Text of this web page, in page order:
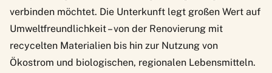
verbinden möchtet. Die Unterkunft legt großen Wert auf
Umweltfreundlichkeit – von der Renovierung mit
recycelten Materialien bis hin zur Nutzung von
Ökostrom und biologischen, regionalen Lebensmitteln.